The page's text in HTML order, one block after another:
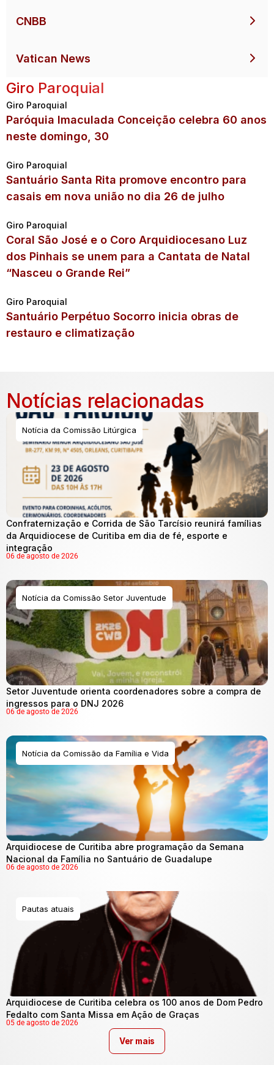
CNBB
Vatican News
Giro Paroquial
Giro Paroquial
Paróquia Imaculada Conceição celebra 60 anos
neste domingo, 30
Giro Paroquial
Santuário Santa Rita promove encontro para
casais em nova união no dia 26 de julho
Giro Paroquial
Coral São José e o Coro Arquidiocesano Luz
dos Pinhais se unem para a Cantata de Natal
“Nasceu o Grande Rei”
Giro Paroquial
Santuário Perpétuo Socorro inicia obras de
restauro e climatização
Notícias relacionadas
Notícia da Comissão Litúrgica
Confraternização e Corrida de São Tarcísio reunirá famílias
da Arquidiocese de Curitiba em dia de fé, esporte e
integração
06 de agosto de 2026
Notícia da Comissão Setor Juventude
Setor Juventude orienta coordenadores sobre a compra de
ingressos para o DNJ 2026
06 de agosto de 2026
Notícia da Comissão da Família e Vida
Arquidiocese de Curitiba abre programação da Semana
Nacional da Família no Santuário de Guadalupe
06 de agosto de 2026
Pautas atuais
Arquidiocese de Curitiba celebra os 100 anos de Dom Pedro
Fedalto com Santa Missa em Ação de Graças
05 de agosto de 2026
Ver mais